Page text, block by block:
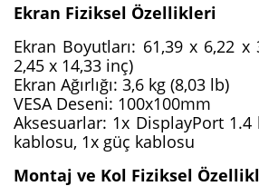
Ekran Fiziksel Özellikleri
Ekran Boyutları: 61,39 x 6,22 x
2,45 x 14,33 inç)
Ekran Ağırlığı: 3,6 kg (8,03 lb)
VESA Deseni: 100x100mm
Aksesuarlar: 1x DisplayPort 1.4
kablosu, 1x güç kablosu
Montaj ve Kol Fiziksel